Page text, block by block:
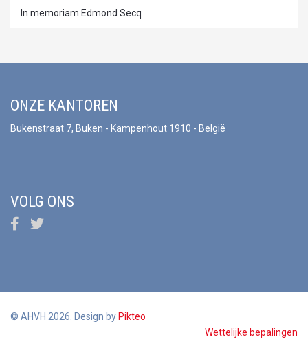
In memoriam Edmond Secq
ONZE KANTOREN
Bukenstraat 7, Buken - Kampenhout 1910 - België
VOLG ONS
© AHVH 2026. Design by Pikteo
Wettelijke bepalingen